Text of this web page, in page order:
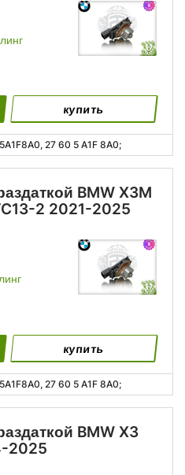
купить
27 60 5 A1F 8A0;
BMW X3M
2 2021-2025
купить
27 60 5 A1F 8A0;
BMW X3
2025